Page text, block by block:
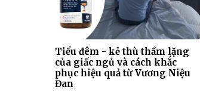
Tiểu đêm - kẻ thù thầm lặng
của giấc ngủ và cách khắc
phục hiệu quả từ Vương Niệu
Đan